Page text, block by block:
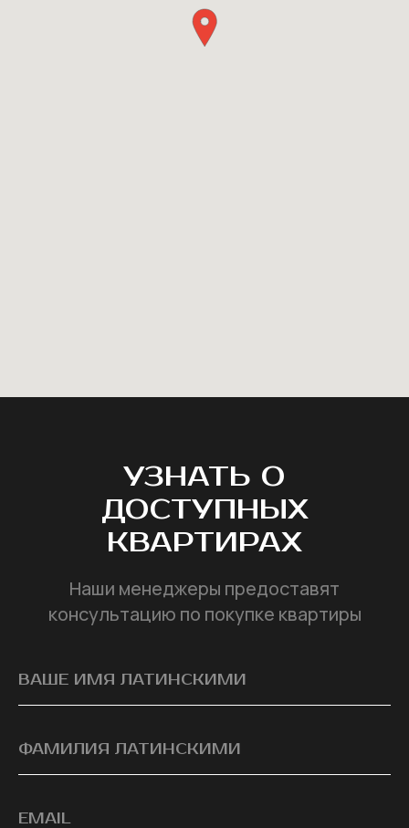
УЗНАТЬ О
ДОСТУПНЫХ
КВАРТИРАХ
Наши менеджеры предоставят
консультацию по покупке квартиры